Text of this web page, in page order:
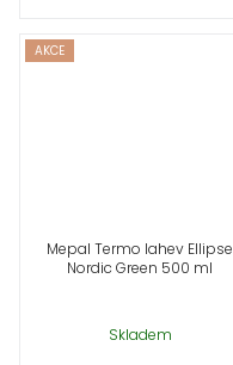
AKCE
Mepal Termo lahev Ellipse
Nordic Green 500 ml
Skladem